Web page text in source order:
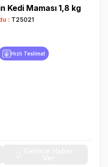
Kedi Maması 1,8 kg
: T25021
Hızlı Teslimat